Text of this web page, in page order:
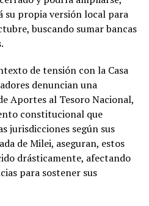
su propia versión local para
buscando sumar bancas
de tensión con la Casa
denuncian una
Aportes al Tesoro Nacional,
constitucional que
jurisdicciones según sus
de Milei, aseguran, estos
drásticamente, afectando
para sostener sus